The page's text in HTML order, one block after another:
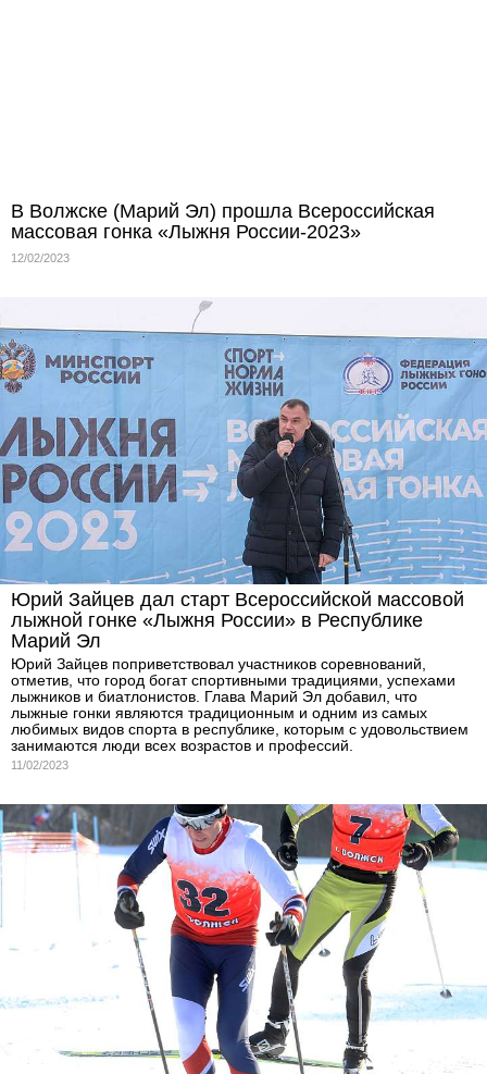
В Волжске (Марий Эл) прошла Всероссийская
массовая гонка «Лыжня России-2023»
12/02/2023
Юрий Зайцев дал старт Всероссийской массовой
лыжной гонке «Лыжня России» в Республике
Марий Эл
Юрий Зайцев поприветствовал участников соревнований,
отметив, что город богат спортивными традициями, успехами
лыжников и биатлонистов. Глава Марий Эл добавил, что
лыжные гонки являются традиционным и одним из самых
любимых видов спорта в республике, которым с удовольствием
занимаются люди всех возрастов и профессий.
11/02/2023